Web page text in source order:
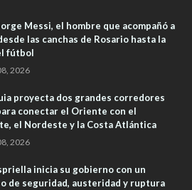
Messi, el hombre que acompañó a
las canchas de Rosario hasta la
fútbol
2026
proyecta dos grandes corredores
conectar el Oriente con el
el Nordeste y la Costa Atlántica
2026
inicia su gobierno con un
de seguridad, austeridad y ruptura